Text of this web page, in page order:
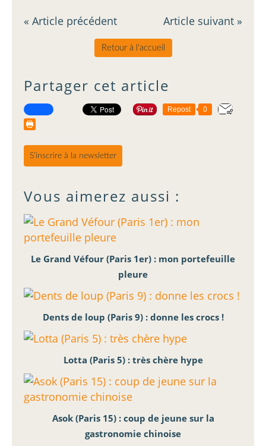
« Article précédent Article suivant »
Retour à l'accueil
Partager cet article
Repost 0
S'inscrire à la newsletter
Vous aimerez aussi :
Le Grand Véfour (Paris 1er) : mon portefeuille
pleure
Dents de loup (Paris 9) : donne les crocs !
Lotta (Paris 5) : très chère hype
Asok (Paris 15) : coup de jeune sur la
gastronomie chinoise